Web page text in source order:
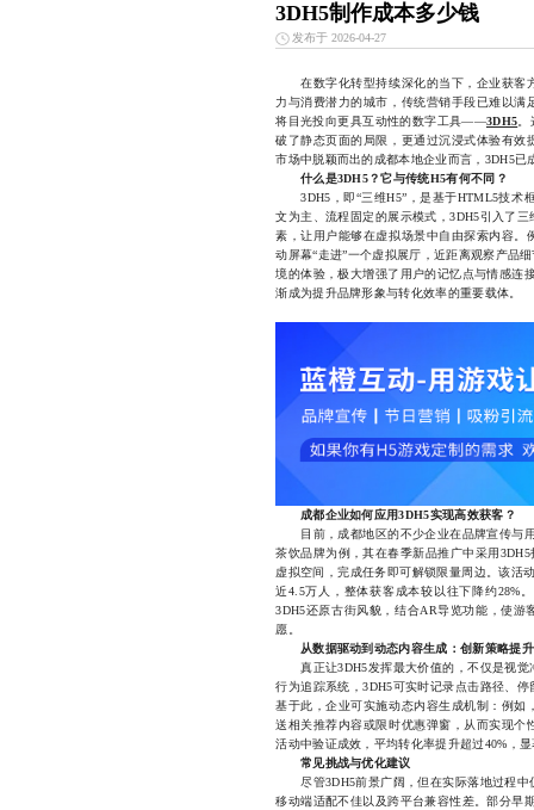
3DH5制作成本多少钱
发布于 2026-04-27
在数字化转型持续深化的当下，企业获客
力与消费潜力的城市，传统营销手段已难以
将目光投向更具互动性的数字工具——3DH5
破了静态页面的局限，更通过沉浸式体验有
市场中脱颖而出的成都本地企业而言，3DH5已
什么是3DH5？它与传统H5有何不同？
3DH5，即“三维H5”，是基于HTML5技术
文为主、流程固定的展示模式，3DH5引入了
素，让用户能够在虚拟场景中自由探索内容
动屏幕“走进”一个虚拟展厅，近距离观察产品
境的体验，极大增强了用户的记忆点与情感连
渐成为提升品牌形象与转化效率的重要载体。
成都企业如何应用3DH5实现高效获客？
目前，成都地区的不少企业在品牌宣传与用
茶饮品牌为例，其在春季新品推广中采用
虚拟空间，完成任务即可解锁限量周边。该活
近4.5万人，整体获客成本较以往下降约
3DH5还原古街风貌，结合AR导览功能，使游
愿。
从数据驱动到动态内容生成：创新策略提
真正让3DH5发挥最大价值的，不仅是视觉
行为追踪系统，3DH5可实时记录点击路径、
基于此，企业可实施动态内容生成机制：例
送相关推荐内容或限时优惠弹窗，从而实现
活动中验证成效，平均转化率提升超过40%，
常见挑战与优化建议
尽管3DH5前景广阔，但在实际落地过程中
移动端适配不佳以及跨平台兼容性差。部分早